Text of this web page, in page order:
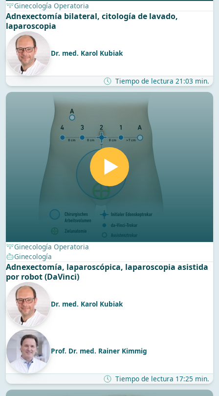
Ginecología Operatoria
Adnexectomía bilateral, citología de lavado,
laparoscopia
Dr. med. Karol Kubiak
Tiempo de lectura 21:03 min.
Ginecología Operatoria
Ginecología
Adnexectomía, laparoscópica, laparoscopia asistida
por robot (DaVinci)
Dr. med. Karol Kubiak
Prof. Dr. med. Rainer Kimmig
Tiempo de lectura 17:25 min.